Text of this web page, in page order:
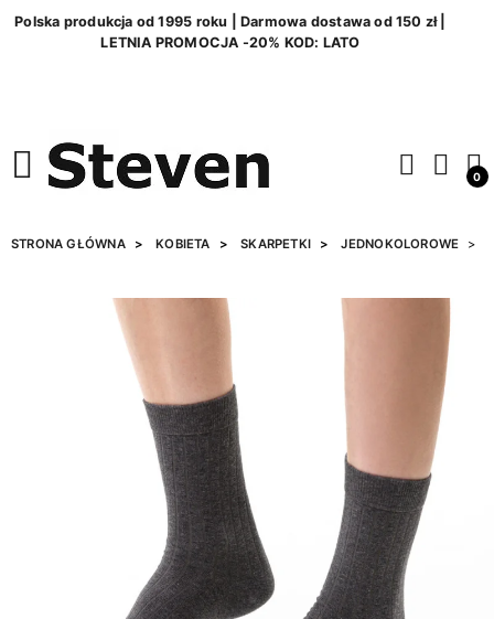
Polska produkcja od 1995 roku | Darmowa dostawa od 150 zł |
LETNIA PROMOCJA -20% KOD: LATO
0
STRONA GŁÓWNA KOBIETA SKARPETKI JEDNOKOLOROWE